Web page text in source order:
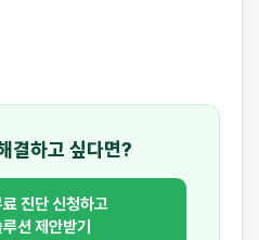
결하고 싶다면?
진단 신청하고
션 제안받기